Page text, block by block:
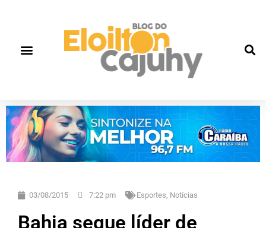
03/08/2015 7:22 pm Esportes, Notícias
Bahia segue líder de